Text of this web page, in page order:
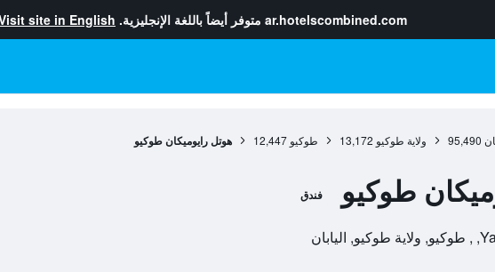
ar.hotelscombined.com متوفر أيضاً باللغة الإنجليزية. site in English
95,490 ولاية طوكيو 13,172 طوكيو 12,447 هوتل رايوميكان طوكيو
طوكيو فندق